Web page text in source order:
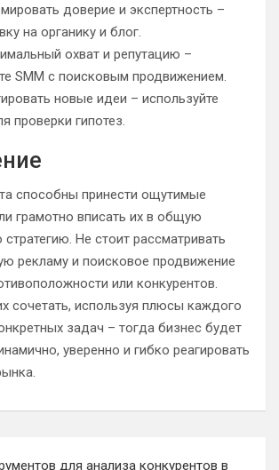
доверие и экспертность –
на органику и блог.
охват и репутацию –
SMM с поисковым продвижением.
новые идеи – используйте
проверки гипотез.
способны принести ощутимые
грамотно вписать их в общую
Не стоит рассматривать
рекламу и поисковое продвижение
или конкурентов.
сочетать, используя плюсы каждого
задач – тогда бизнес будет
уверенно и гибко реагировать
для анализа конкурентов в